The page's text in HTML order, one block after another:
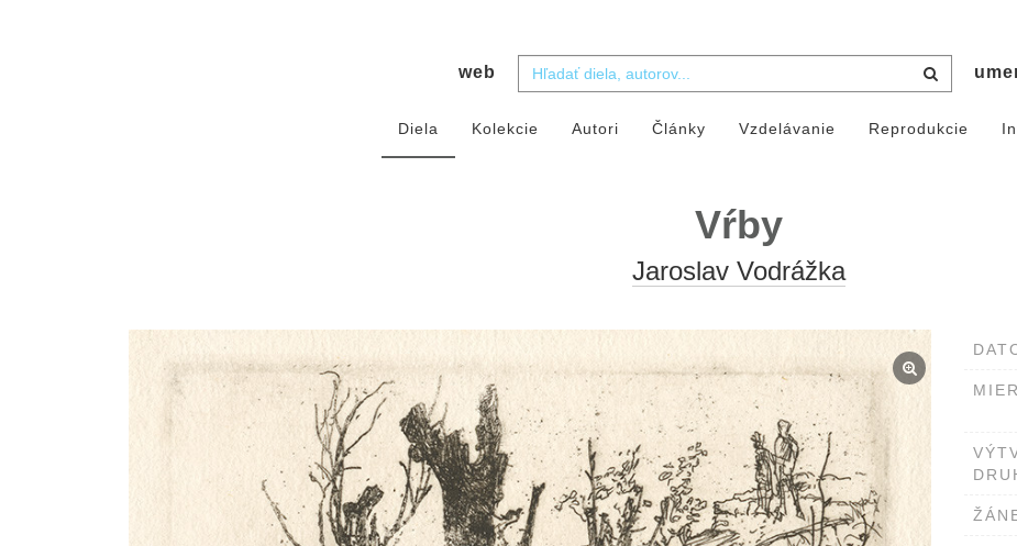
web
Diela Kolekcie Autori Články Vzdelávanie Reprodukcie
Vŕby
Jaroslav Vodrážka